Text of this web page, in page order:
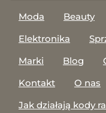
Moda Beauty
Elektronika
Marki
Blog
Kontakt
O nas
Jak działają kody